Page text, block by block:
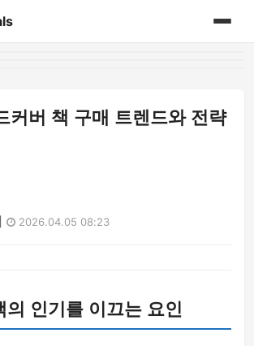
커버 책 구매 트렌드와 전략
2026.04.05 08:23
의 인기를 이끄는 요인